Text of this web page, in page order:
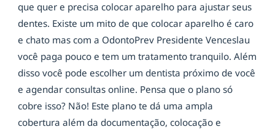
que quer e precisa colocar aparelho para ajustar seus
dentes. Existe um mito de que colocar aparelho é caro
e chato mas com a OdontoPrev Presidente Venceslau
você paga pouco e tem um tratamento tranquilo. Além
disso você pode escolher um dentista próximo de você
e agendar consultas online. Pensa que o plano só
cobre isso? Não! Este plano te dá uma ampla
cobertura além da documentação, colocação e